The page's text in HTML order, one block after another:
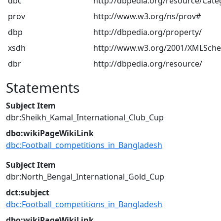
prov
http://www.w3.org/ns/prov#
dbp
http://dbpedia.org/property/
xsdh
http://www.w3.org/2001/
dbr
http://dbpedia.org/resource/
Statements
Subject Item
dbr:Sheikh_Kamal_International_Club_Cup
dbo:wikiPageWikiLink
dbc:Football_competitions_in_Bangladesh
Subject Item
dbr:North_Bengal_International_Gold_Cup
dct:subject
dbc:Football_competitions_in_Bangladesh